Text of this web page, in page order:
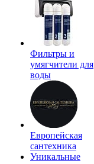
Фильтры и
умягчители для
воды
Европейская
сантехника
Уникальные